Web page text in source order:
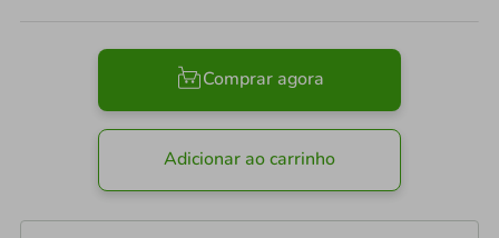
Comprar agora
Adicionar ao carrinho